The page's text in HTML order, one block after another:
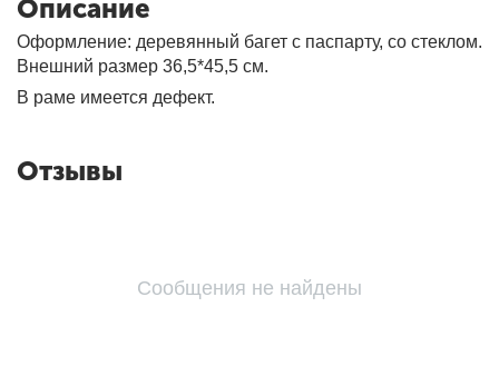
Описание
Оформление: деревянный багет с паспарту, со стеклом.
Внешний размер 36,5*45,5 см.
В раме имеется дефект.
Отзывы
Сообщения не найдены